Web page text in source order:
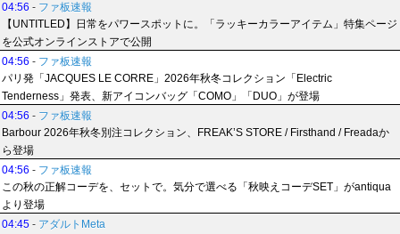
04:56 - ファ板速報
【UNTITLED】日常をパワースポットに。「ラッキーカラーアイテム」特集ページ
を公式オンラインストアで公開
04:56 - ファ板速報
パリ発「JACQUES LE CORRE」2026年秋冬コレクション「Electric
Tenderness」発表、新アイコンバッグ「COMO」「DUO」が登場
04:56 - ファ板速報
Barbour 2026年秋冬別注コレクション、FREAK’S STORE / Firsthand / Freadaか
ら登場
04:56 - ファ板速報
この秋の正解コーデを、セットで。気分で選べる「秋映えコーデSET」がantiqua
より登場
04:45 - アダルトMeta